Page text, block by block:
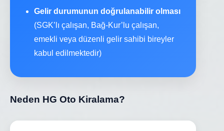
Gelir durumunun doğrulanabilir olması
(SGK’lı çalışan, Bağ-Kur’lu çalışan,
emekli veya düzenli gelir sahibi bireyler
kabul edilmektedir)
Neden HG Oto Kiralama?